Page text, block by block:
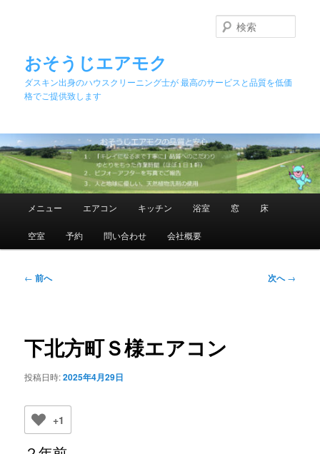
移
動
おそうじエアモク
ダスキン出身のハウスクリーニング士が 最高のサービスと品質を低価
格でご提供致します
索
メ
メニュー エアコン キッチン 浴室 窓 床
空室 予約 問い合わせ 会社概要
投
ゲ
ョ
← 前へ 次へ→
下北方町Ｓ様エアコン
投稿日時:2025年4月29日
+1